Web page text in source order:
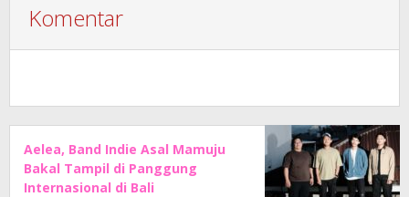
Komentar
Aelea, Band Indie Asal Mamuju
Bakal Tampil di Panggung
Internasional di Bali